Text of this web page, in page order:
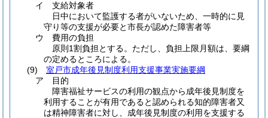
イ
支給対象者
日中において監護する者がいないため、一時的に見
守り等の支援が必要と市長が認めた障害者等
ウ
費用の負担
原則1割負担とする。ただし、負担上限月額は、要綱
の定めるところによる。
(9)
室戸市成年後見制度利用支援事業実施要綱
ア
目的
障害福祉サービスの利用の観点から成年後見制度を
利用することが有用であると認められる知的障害者又
は精神障害者に対し、成年後見制度の利用を支援する